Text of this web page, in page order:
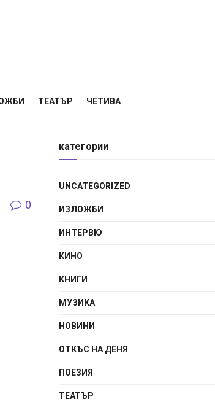
ТЕАТЪР ЧЕТИВА
0
категории
UNCATEGORIZED
ИЗЛОЖБИ
ИНТЕРВЮ
КИНО
КНИГИ
МУЗИКА
НОВИНИ
ОТКЪС НА ДЕНЯ
ПОЕЗИЯ
ТЕАТЪР